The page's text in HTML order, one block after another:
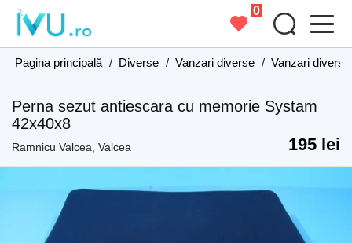
0
Pagina principală / Diverse / Vanzari diverse / Vanzari
Perna sezut antiescara cu memorie Systam
42x40x8
Ramnicu Valcea, Valcea 195 lei